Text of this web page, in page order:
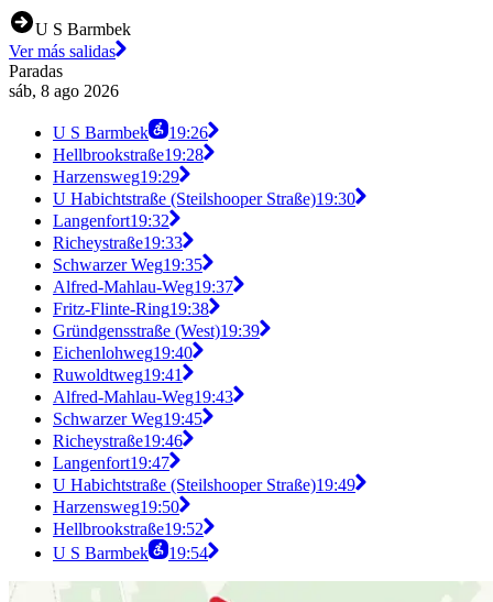
U S Barmbek
Ver más salidas
Paradas
sáb, 8 ago 2026
U S Barmbek
19:26
Hellbrookstraße19:28
Harzensweg19:29
U Habichtstraße (Steilshooper Straße)19:30
Langenfort19:32
Richeystraße19:33
Schwarzer Weg19:35
Alfred-Mahlau-Weg19:37
Fritz-Flinte-Ring19:38
Gründgensstraße (West)19:39
Eichenlohweg19:40
Ruwoldtweg19:41
Alfred-Mahlau-Weg19:43
Schwarzer Weg19:45
Richeystraße19:46
Langenfort19:47
U Habichtstraße (Steilshooper Straße)19:49
Harzensweg19:50
Hellbrookstraße19:52
U S Barmbek
19:54